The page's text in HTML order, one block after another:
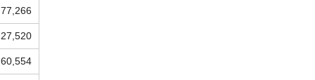
77,266
27,520
60,554